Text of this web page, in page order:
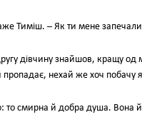
Тиміш. – Як ти мене
дівчину знайшов, кращу
пропадає, нехай же хоч побачу
то смирна й добра душа. Вона